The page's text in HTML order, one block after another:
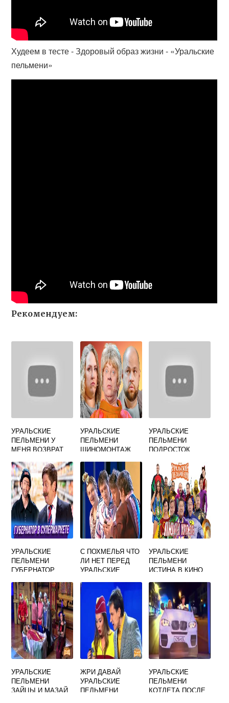
Худеем в тесте - Здоровый образ жизни - «Уральские
пельмени»
Рекомендуем:
УРАЛЬСКИЕ
ПЕЛЬМЕНИ У
МЕНЯ ВОЗВРАТ
УРАЛЬСКИЕ
ПЕЛЬМЕНИ
ШИНОМОНТАЖ
УРАЛЬСКИЕ
ПЕЛЬМЕНИ
ПОДРОСТОК
УРАЛЬСКИЕ
ПЕЛЬМЕНИ
ГУБЕРНАТОР
ПОСЛЕ 23 00
С ПОХМЕЛЬЯ ЧТО
ЛИ НЕТ ПЕРЕД
УРАЛЬСКИЕ
УРАЛЬСКИЕ
ПЕЛЬМЕНИ
ИСТИНА В КИНО
УРАЛЬСКИЕ
ПЕЛЬМЕНИ
ЗАЙЦЫ И МАЗАЙ
ЖРИ ДАВАЙ
УРАЛЬСКИЕ
ПЕЛЬМЕНИ
УРАЛЬСКИЕ
ПЕЛЬМЕНИ
КОТЛЕТА ПОСЛЕ